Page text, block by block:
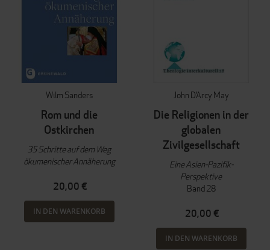
Wilm Sanders
Rom und die
Ostkirchen
35 Schritte auf dem Weg
ökumenischer Annäherung
20,00 €
IN DEN WARENKORB
John D’Arcy May
Die Religionen in der
globalen
Zivilgesellschaft
Eine Asien-Pazifik-
Perspektive
Band 28
20,00 €
IN DEN WARENKORB